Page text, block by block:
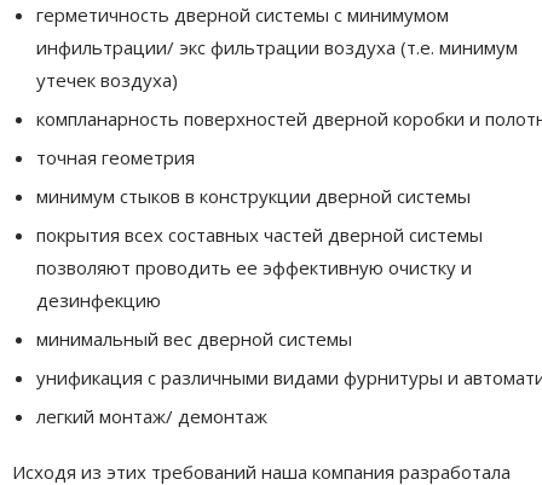
герметичность дверной системы с минимумом
инфильтрации/ экс фильтрации воздуха (т.е. минимум
утечек воздуха)
компланарность поверхностей дверной коробки и
точная геометрия
минимум стыков в конструкции дверной системы
покрытия всех составных частей дверной системы
позволяют проводить ее эффективную очистку и
дезинфекцию
минимальный вес дверной системы
унификация с различными видами фурнитуры и
легкий монтаж/ демонтаж
Исходя из этих требований наша компания разработала